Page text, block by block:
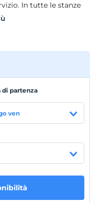
In tutte le stanze
wireless,
e telefono. La
fax.
offre ai suoi
wireless,
e telefono. La
a secco,
degli autobus di
di partenza
ven